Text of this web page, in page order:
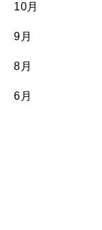
10月
9月
8月
6月